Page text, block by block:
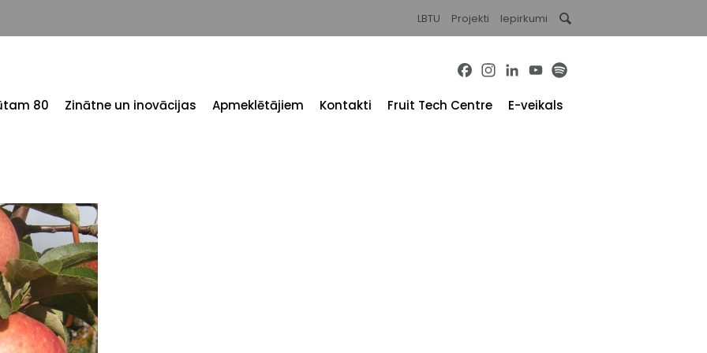
LBTU Projekti Iepirkumi
Facebook
Instagram
LinkedInYouTube
80 Zinātne un inovācijas Apmeklētājiem Kontakti Fruit Tech Centre E-veikals